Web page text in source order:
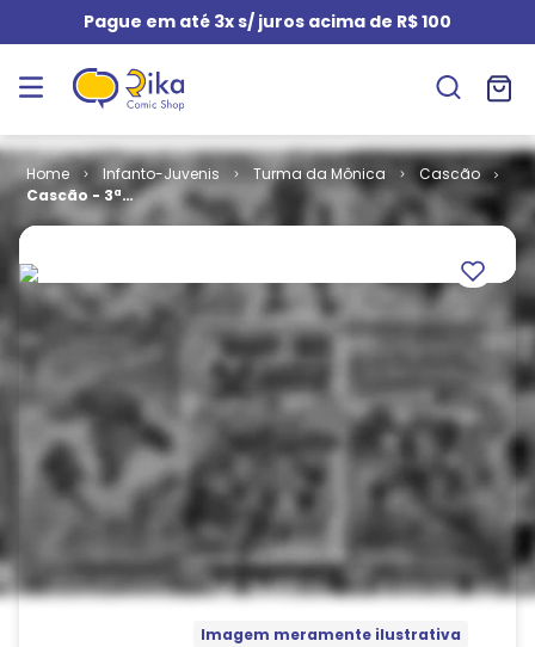
Pague em até 3x s/ juros acima de R$ 100
Infanto-Juvenis Turma da Mônica
Cascão
Cascão - 3ª
Série # 074
Imagem meramente ilustrativa